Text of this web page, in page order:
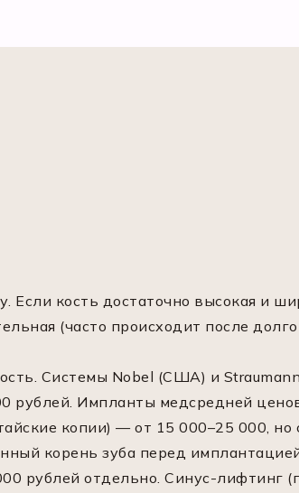
кость достаточно высокая и
(часто происходит после
Системы Nobel (США) и
рублей. Импланты медсредней
копии) — от 15 000–25 000, но
корень зуба перед
рублей отдельно. Синус-лифтинг